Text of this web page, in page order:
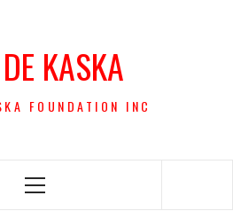
KASKA
FOUNDATION INC
Menú